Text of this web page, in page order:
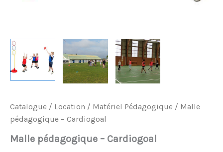
Catalogue / Location / Matériel Pédagogique / Malle
pédagogique – Cardiogoal
Malle pédagogique – Cardiogoal